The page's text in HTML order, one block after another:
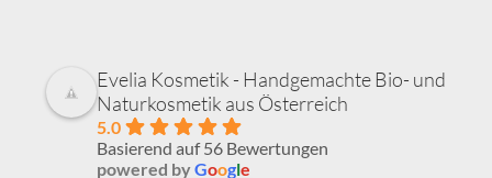
Evelia Kosmetik - Handgemachte Bio- und
Naturkosmetik aus Österreich
5.0
Basierend auf 56 Bewertungen
powered byGoogle